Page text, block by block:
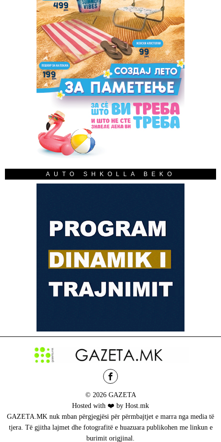
AUTO SHKOLLA BEKO
© 2026 GAZETA
Hosted with ❤️ by Host.mk
GAZETA.MK nuk mban përgjegjësi për përmbajtjet e marra nga media të
tjera. Të gjitha lajmet dhe fotografitë e huazuara publikohen me linkun e
burimit origjinal.